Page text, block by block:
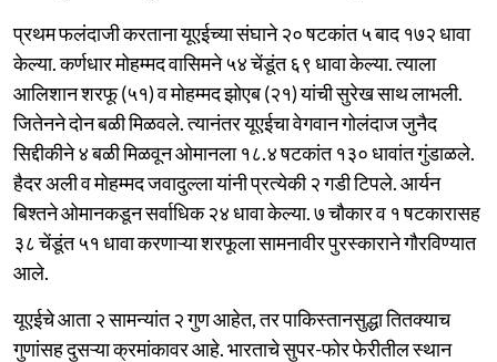
प्रथम फलंदाजी करताना यूएईच्या संघाने २० षटकांत ५ बाद १७२ धावा
केल्या. कर्णधार मोहम्मद वासिमने ५४ चेंडूंत ६९ धावा केल्या. त्याला
आलिशान शरफू (५१) व मोहम्मद झोएब (२१) यांची सुरेख साथ लाभली.
जितेनने दोन बळी मिळवले. त्यानंतर यूएईचा वेगवान गोलंदाज जुनैद
सिद्दीकीने ४ बळी मिळवून ओमानला १८.४ षटकांत १३० धावांत गुंडाळले.
हैदर अली व मोहम्मद जवादुल्ला यांनी प्रत्येकी २ गडी टिपले. आर्यन
बिश्तने ओमानकडून सर्वाधिक २४ धावा केल्या. ७ चौकार व १ षटकारासह
३८ चेंडूंत ५१ धावा करणाऱ्या शरफूला सामनावीर पुरस्काराने गौरविण्यात
आले.
यूएईचे आता २ सामन्यांत २ गुण आहेत, तर पाकिस्तानसुद्धा तितक्याच
गुणांसह दुसऱ्या क्रमांकावर आहे. भारताचे सुपर-फोर फेरीतील स्थान